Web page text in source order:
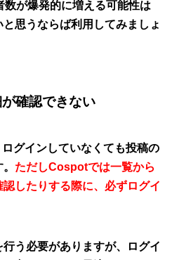
が爆発的に増える可能性は
思うならば利用してみましょ
確認できない
グインしていなくても投稿の
ただしCospotでは一覧から
したりする際に、必ずログイ
う必要がありますが、ログイ